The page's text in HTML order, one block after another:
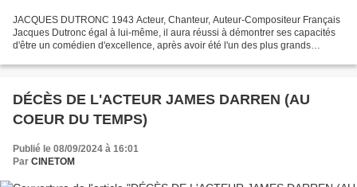
JACQUES DUTRONC 1943 Acteur, Chanteur, Auteur-Compositeur Français
Jacques Dutronc égal à lui-même, il aura réussi à démontrer ses capacités
d'être un comédien d'excellence, après avoir été l'un des plus grands
DÉCÈS DE L'ACTEUR JAMES DARREN (AU
COEUR DU TEMPS)
Publié le 08/09/2024 à 16:01
Par CINETOM